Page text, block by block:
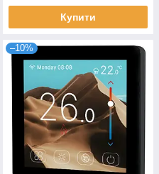
Купити
–10%